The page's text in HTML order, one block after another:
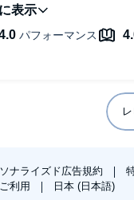
のストリーでとても
ナライズド広告規約
利用
日本 (日本語)